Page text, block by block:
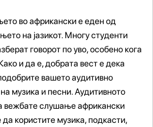
во африкански е еден од
на јазикот. Многу студенти
говорот по уво, особено кога
и да е, добрата вест е дека
вашето аудитивно
музика и песни. Аудитивното
вежбате слушање африкански
користите музика, подкасти,